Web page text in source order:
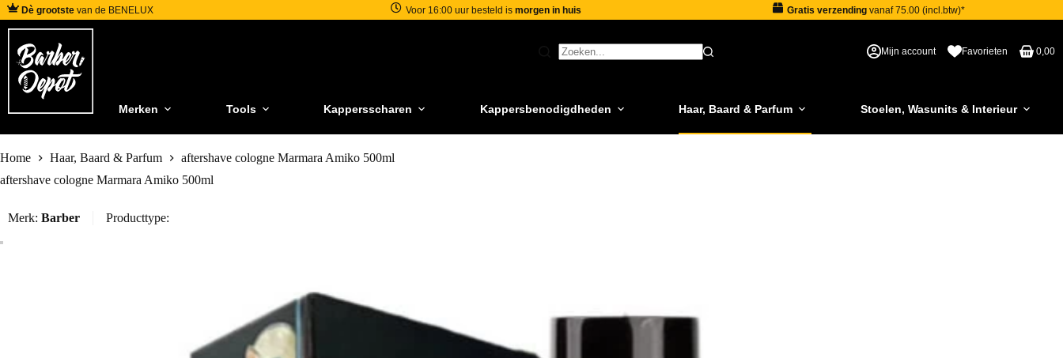
Dè grootste van de BENELUX Voor 16:00 uur besteld ismorgen in huis Gratis verzendingvanaf 75.00 (incl.btw)*
Mijn account Favorieten 0,00
Merken Tools Kappersscharen Kappersbenodigdheden Haar, Baard & Parfum Stoelen, Wasunits & Interieur
Home Haar, Baard & Parfum
aftershave cologne Marmara Amiko 500ml
aftershave cologne Marmara Amiko 500ml
Merk: Barber Producttype: